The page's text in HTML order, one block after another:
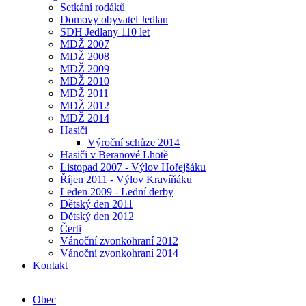
Setkání rodáků
Domovy obyvatel Jedlan
SDH Jedlany 110 let
MDŽ 2007
MDŽ 2008
MDŽ 2009
MDŽ 2010
MDŽ 2011
MDŽ 2012
MDŽ 2014
Hasiči
Výroční schůze 2014
Hasiči v Beranové Lhotě
Listopad 2007 - Výlov Hořejšáku
Říjen 2011 - Výlov Kravíňáku
Leden 2009 - Lední derby
Dětský den 2011
Dětský den 2012
Čerti
Vánoční zvonkohraní 2012
Vánoční zvonkohraní 2014
Kontakt
Obec